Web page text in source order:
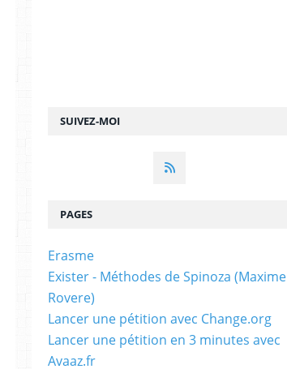
SUIVEZ-MOI
PAGES
Erasme
Exister - Méthodes de Spinoza (Maxime
Rovere)
Lancer une pétition avec Change.org
Lancer une pétition en 3 minutes avec
Avaaz.fr